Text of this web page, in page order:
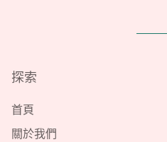
探索
首頁
關於我們